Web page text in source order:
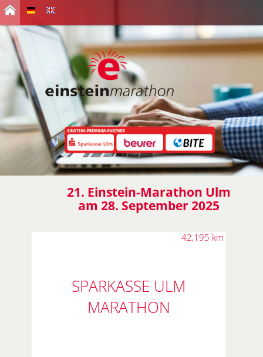
21. Einstein-Marathon Ulm
am 28. September 2025
SPARKASSE ULM
MARATHON
42,195 km